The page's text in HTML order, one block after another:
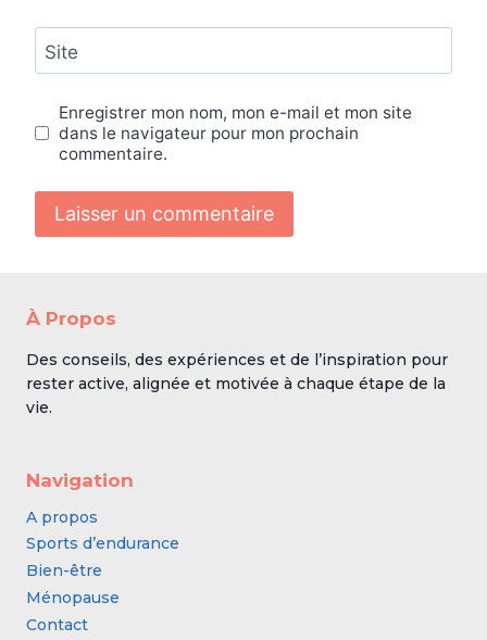
Site
Enregistrer mon nom, mon e-mail et mon site
dans le navigateur pour mon prochain
commentaire.
À Propos
Des conseils, des expériences et de l’inspiration pour
rester active, alignée et motivée à chaque étape de la
vie.
Navigation
A propos
Sports d’endurance
Bien-être
Ménopause
Contact